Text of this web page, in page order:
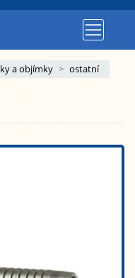
a objímky ostatní